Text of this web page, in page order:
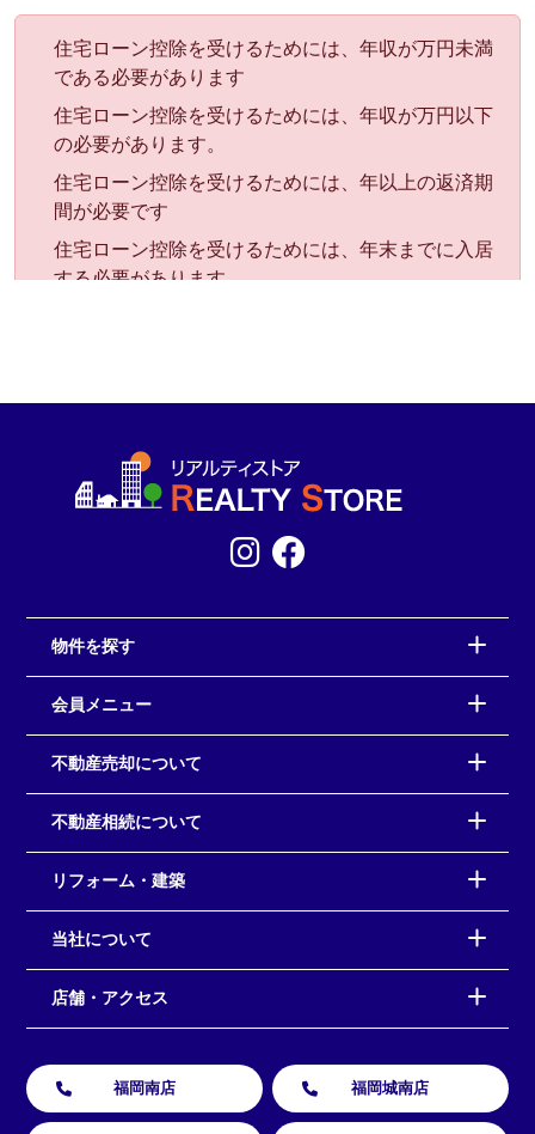
物件を探す
会員メニュー
不動産売却について
不動産相続について
リフォーム・建築
当社について
店舗・アクセス
福岡南店 福岡城南店